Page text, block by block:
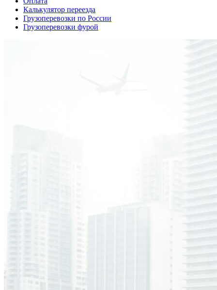
Калькулятор переезда
Грузоперевозки по России
Грузоперевозки фурой